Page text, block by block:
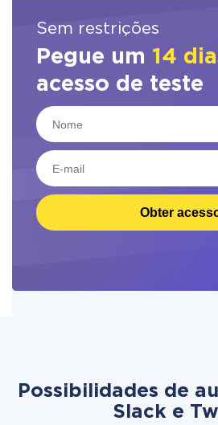
Sem restrições
Pegue um 14
acesso de teste
Obter
Possibilidades de
Slack e